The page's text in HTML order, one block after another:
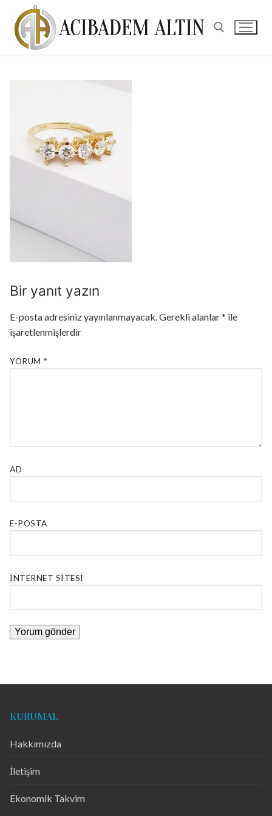
Bir yanıt yazın
E-posta adresiniz yayınlanmayacak. Gerekli alanlar* ile
işaretlenmişlerdir
YORUM *
AD
E-POSTA
İNTERNET SITESI
KURUMAL
Hakkımızda
İletişim
Ekonomik Takvim